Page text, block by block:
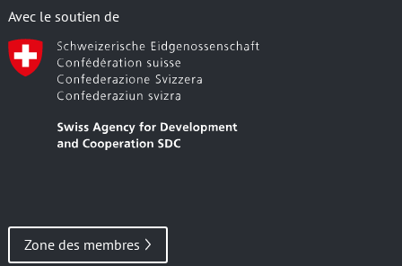
Avec le soutien de
Zone des membres